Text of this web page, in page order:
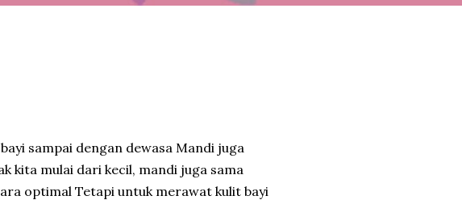
sampai dengan dewasa Mandi juga
kita mulai dari kecil, mandi juga sama
optimal Tetapi untuk merawat kulit bayi